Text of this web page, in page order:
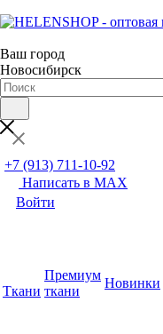
Ваш город
Новосибирск
+7 (913) 711-10-92
Написать в MAX
Войти
Ткани
Премиум
ткани
Новинки